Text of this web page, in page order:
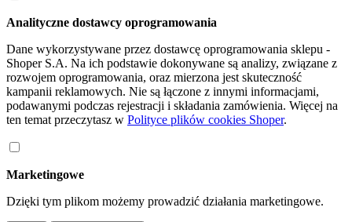
Analityczne dostawcy oprogramowania
Dane wykorzystywane przez dostawcę oprogramowania sklepu -
Shoper S.A. Na ich podstawie dokonywane są analizy, związane z
rozwojem oprogramowania, oraz mierzona jest skuteczność
kampanii reklamowych. Nie są łączone z innymi informacjami,
podawanymi podczas rejestracji i składania zamówienia. Więcej na
ten temat przeczytasz w Polityce plików cookies Shoper.
Marketingowe
Dzięki tym plikom możemy prowadzić działania marketingowe.